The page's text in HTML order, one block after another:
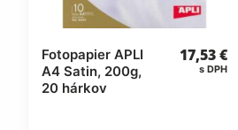
Fotopapier APLI
A4 Satin, 200g,
20 hárkov
17,53€
s DPH